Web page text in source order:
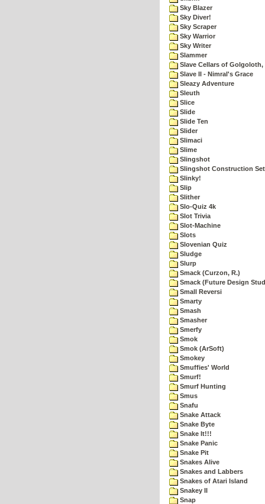
Sky Blazer
Sky Diver!
Sky Scraper
Sky Warrior
Sky Writer
Slammer
Slave Cellars of Golgoloth,
Slave II - Nimral's Grace
Sleazy Adventure
Sleuth
Slice
Slide
Slide Ten
Slider
Slimaci
Slime
Slingshot
Slingshot Construction Set
Slinky!
Slip
Slither
Slo-Quiz 4k
Slot Trivia
Slot-Machine
Slots
Slovenian Quiz
Sludge
Slurp
Smack (Curzon, R.)
Smack (Future Design
Small Reversi
Smarty
Smash
Smasher
Smerfy
Smok
Smok (ArSoft)
Smokey
Smuffies' World
Smurf!
Smurf Hunting
Smus
Snafu
Snake Attack
Snake Byte
Snake It!!!
Snake Panic
Snake Pit
Snakes Alive
Snakes and Labbers
Snakes of Atari Island
Snakey II
Snap